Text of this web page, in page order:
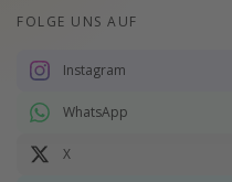
FOLGE UNS AUF
Instagram
WhatsApp
X